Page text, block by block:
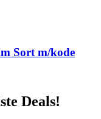
Sort m/kode
Deals!